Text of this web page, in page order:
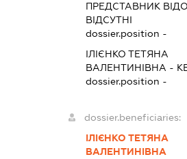
ПРЕДСТАВНИК
ВІДСУТНІ
dossier.position -
ІЛІЄНКО ТЕТЯНА
ВАЛЕНТИНІВНА -
dossier.position -
dossier.beneficiaries:
ІЛІЄНКО ТЕТЯНА
ВАЛЕНТИНІВНА